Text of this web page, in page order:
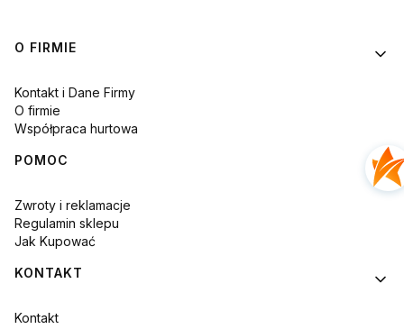
Linki w stopce
O FIRMIE
Kontakt i Dane Firmy
O firmie
Współpraca hurtowa
POMOC
Zwroty i reklamacje
Regulamin sklepu
Jak Kupować
KONTAKT
Kontakt